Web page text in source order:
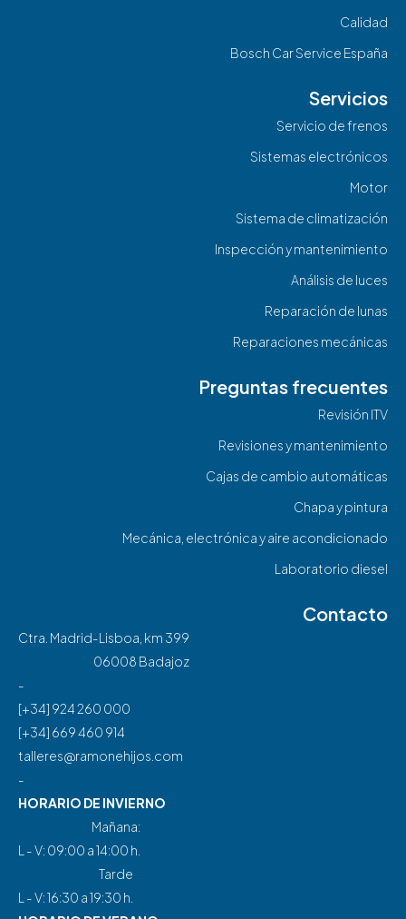
Calidad
Bosch Car Service España
Servicios
Servicio de frenos
Sistemas electrónicos
Motor
Sistema de climatización
Inspección y mantenimiento
Análisis de luces
Reparación de lunas
Reparaciones mecánicas
Preguntas frecuentes
Revisión ITV
Revisiones y mantenimiento
Cajas de cambio automáticas
Chapa y pintura
Mecánica, electrónica y aire acondicionado
Laboratorio diesel
Contacto
Ctra. Madrid-Lisboa, km 399
06008 Badajoz
-
[+34] 924 260 000
[+34] 669 460 914
talleres@ramonehijos.com
-
HORARIO DE INVIERNO
Mañana:
L - V: 09:00 a 14:00 h.
Tarde
L - V: 16:30 a 19:30 h.